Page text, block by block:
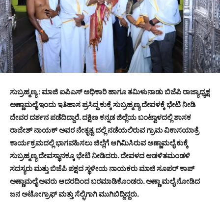
ಸುಬ್ರಹ್ಮಣ್ಯ : ಮಾಜಿ ಐಪಿಎಸ್ ಅಧಿಕಾರಿ ಹಾಗೂ ತಮಿಳುನಾಡು ಬಿಜೆಪಿ ರಾಜ್ಯಾಧ್ಯಕ್ಷ
ಅಣ್ಣಾಮಲೈ ಇಂದು ಇತಿಹಾಸ ಪ್ರಸಿದ್ದ ಕುಕ್ಕೆ ಸುಬ್ರಹ್ಮಣ್ಯ ದೇವಳಕ್ಕೆ ಭೇಟಿ ನೀಡಿ
ದೇವರ ದರ್ಶನ ಪಡೆದಿದ್ದಾರೆ. ದಕ್ಷಿಣ ಕನ್ನಡ ಜಿಲ್ಲೆಯ ಬಂಟ್ವಾಳದಲ್ಲಿ ಶಾಸಕ
ರಾಜೇಶ್ ನಾಯಕ್ ಅವರ ನೇತೃತ್ವ ದಲ್ಲಿ ನಡೆಯಲಿರುವ ಗ್ರಾಮ ವಿಕಾಸಯಾತ್ರೆ
ಕಾರ್ಯಕ್ರಮದಲ್ಲಿ ಭಾಗವಹಿಸಲು ಜಿಲ್ಲೆಗೆ ಆಗಿಮಿಸಿರುವ ಅಣ್ಣಾಮಲೈ ಕುಕ್ಕೆ
ಸುಬ್ರಹ್ಮಣ್ಯ ದೇವಸ್ಥಾನಕ್ಕೂ ಭೇಟಿ ನೀಡಿದರು. ದೇವಳದ ಆಡಳಿತಮಂಡಳಿ
ಸದಸ್ಯರು ಮತ್ತು ಬಿಜೆಪಿ ಪಕ್ಷದ ಸ್ಥಳೀಯ ನಾಯಕರು ಮಾಜಿ ಸೂಪರ್ ಕಾಪ್
ಅಣ್ಣಾಮಲೈ ಅವರು ಆದರದಿಂದ ಬರಮಾಡಿಕೊಂಡರು. ಅಣ್ಣಾ ಮಲೈ ನೋಡಿದ
ಜನ ಅಟೋಗ್ರಾಫ್ ಮತ್ತು ಸೆಲ್ಫಿಗಾಗಿ ಮುಗಿಬಿದ್ದಿದ್ದರು.